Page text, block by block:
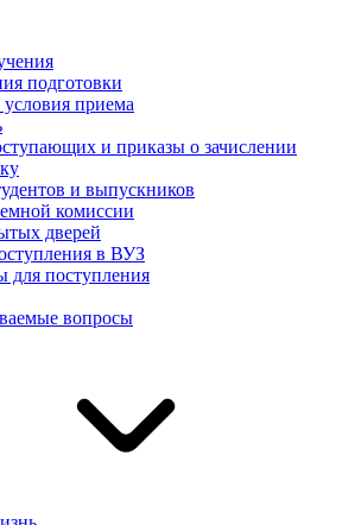
подготовки
приема
и приказы о зачислении
и выпускников
комиссии
дверей
в ВУЗ
для поступления
вопросы